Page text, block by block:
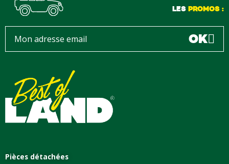
LES PROMOS :
OK
Pièces détachées